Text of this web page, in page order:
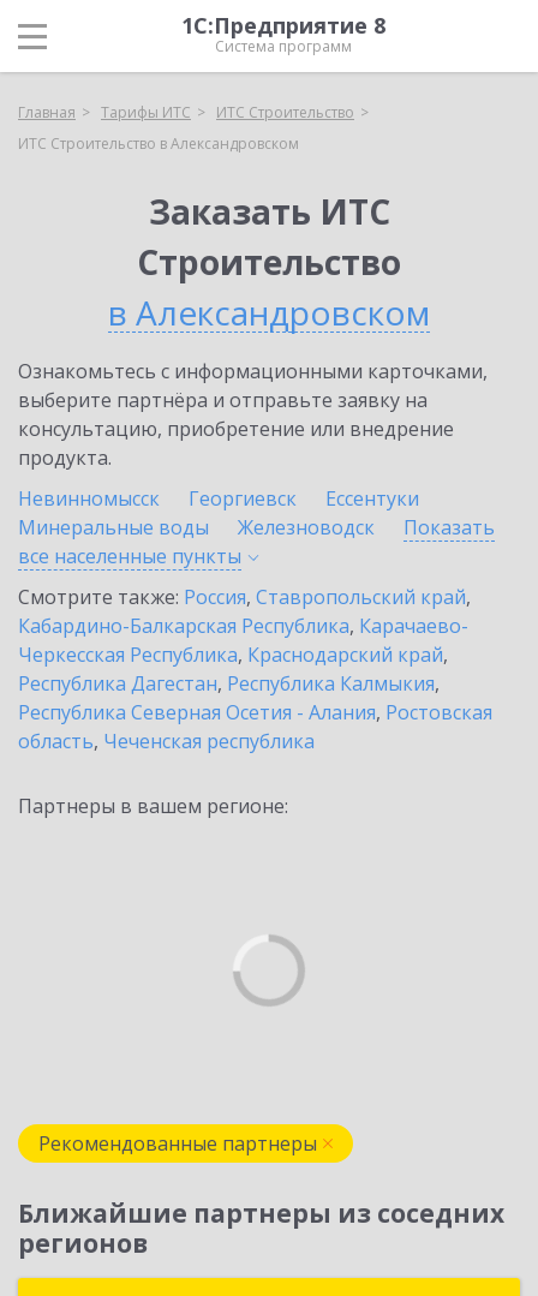
1С:Предприятие 8
Система программ
Главная Тарифы ИТС
ИТС Строительство
ИТС Строительство в Александровском
Заказать ИТС
Строительство
в Александровском
Ознакомьтесь с информационными карточками,
выберите партнёра и отправьте заявку на
консультацию, приобретение или внедрение
продукта.
Невинномысск
Георгиевск
Ессентуки
Минеральные воды
Железноводск
Показать
все населенные пункты
Смотрите также: Россия, Ставропольский край,
Кабардино-Балкарская Республика, Карачаево-
Черкесская Республика, Краснодарский край,
Республика Дагестан, Республика Калмыкия,
Республика Северная Осетия - Алания, Ростовская
область, Чеченская республика
Партнеры в вашем регионе:
Рекомендованные партнеры
Ближайшие партнеры из соседних
регионов